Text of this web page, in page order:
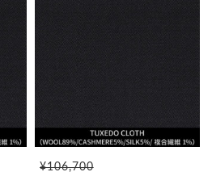
¥106,700